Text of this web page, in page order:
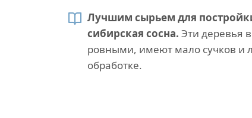
Лучшим сырьем для
сибирская сосна. Эти деревья
ровными, имеют мало сучков и
обработке.